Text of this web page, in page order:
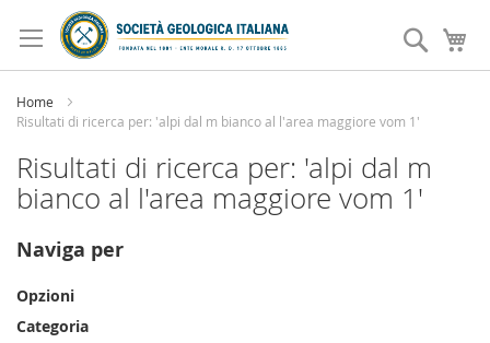
al
contenuto
Search
Home
Risultati di ricerca per: 'alpi dal m bianco al l'area maggiore vom 1'
Risultati di ricerca per: 'alpi dal m
bianco al l'area maggiore vom 1'
Naviga per
Opzioni
Categoria